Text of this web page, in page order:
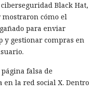
Black Hat,
mostraron cómo el
para enviar
y gestionar compras en
falsa de
la red social X. Dentro